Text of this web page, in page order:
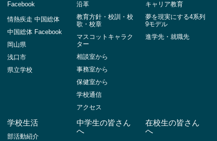
Facebook
情熱疾走 中国総体
中国総体 Facebook
岡山県
浅口市
県立学校
沿革
教育方針・校訓・校
歌・校章
マスコットキャラク
ター
相談室から
事務室から
保健室から
学校通信
アクセス
キャリア教育
夢を現実にする4系列
9モデル
進学先・就職先
学校生活
部活動紹介
中学生の皆さん
へ
在校生の皆さん
へ